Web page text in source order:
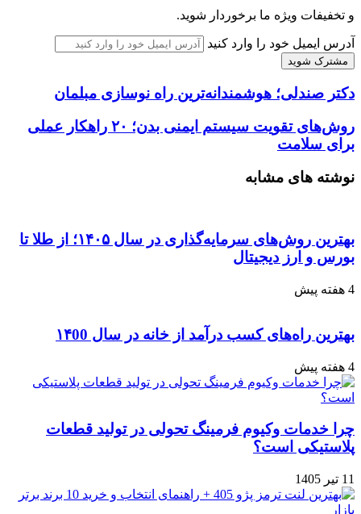
و تخفیفات ویژه ما برخوردار شوید.
آدرس ایمیل خود را وارد کنید
دکتر صندلی؛ هوشمندانه‌ترین راه نوسازی مبلمان
روش‌های تقویت سیستم ایمنی بدن؛ ۲۰ راهکار عملی
برای سلامت
نوشته های مشابه
بهترین روش‌های سرمایه‌گذاری در سال ۱۴۰۵؛ از طلا تا
بورس و ارز دیجیتال
4 هفته پیش
بهترین راه‌های کسب درآمد از خانه در سال ۱۴00
4 هفته پیش
چرا خدمات وکیوم فرمینگ تحولی در تولید قطعات
پلاستیکی است؟
11 تیر 1405